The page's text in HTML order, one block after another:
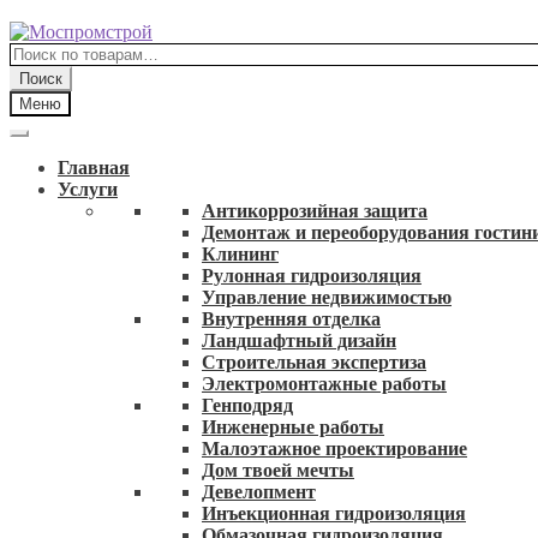
Перейти
к
навигации
Перейти
к
содержимому
Искать:
Поиск
Меню
Главная
Услуги
Антикоррозийная защита
Демонтаж и переоборудования
Клининг
Рулонная гидроизоляция
Управление недвижимостью
Внутренняя отделка
Ландшафтный дизайн
Строительная экспертиза
Электромонтажные работы
Генподряд
Инженерные работы
Малоэтажное проектирование
Дом твоей мечты
Девелопмент
Инъекционная гидроизоляция